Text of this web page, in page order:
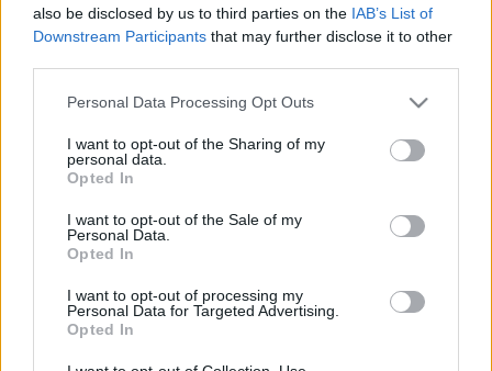
also be disclosed by us to third parties on the IAB’s List of
Downstream Participants that may further disclose it to other
Please note that this website/app uses one or more Google
not limited to your visit or usage behaviour. You may click to
grant or deny consent to Google and its third-party tags to
use your data for below specified purposes in below Google
consent section.
Personal Data Processing Opt Outs
I want to opt-out of the Sharing of my
personal data.
Opted In
I want to opt-out of the Sale of my
Personal Data.
Opted In
I want to opt-out of processing my
Personal Data for Targeted Advertising.
Opted In
alza la voce, tensioni con la
società e futuro incerto
4 ore fa
Ostia, ciclista investito: svelato il
4 ore fa
Tragedia in spiaggia: un 72enne
annega a Fregene, troppi rischi
4 ore fa
della droga sul mercato di